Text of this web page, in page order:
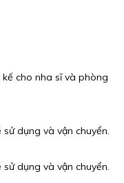
cho nha sĩ và phòng
dụng và vận chuyển.
dụng và vận chuyển.